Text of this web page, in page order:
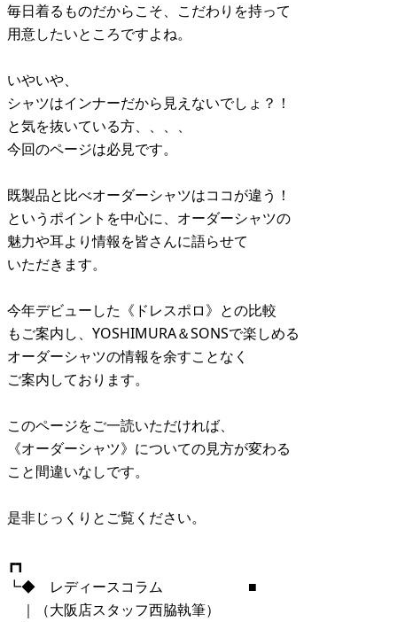
毎日着るものだからこそ、こだわりを持って
用意したいところですよね。
いやいや、
シャツはインナーだから見えないでしょ？！
と気を抜いている方、、、、
今回のページは必見です。
既製品と比べオーダーシャツはココが違う！
というポイントを中心に、オーダーシャツの
魅力や耳より情報を皆さんに語らせて
いただきます。
今年デビューした《ドレスポロ》との比較
もご案内し、YOSHIMURA＆SONSで楽しめる
オーダーシャツの情報を余すことなく
ご案内しております。
このページをご一読いただければ、
《オーダーシャツ》についての見方が変わる
こと間違いなしです。
是非じっくりとご覧ください。
┏┓
┗◆ レディースコラム ■
｜（大阪店スタッフ西脇執筆）